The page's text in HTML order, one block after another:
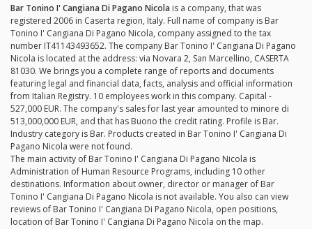
Bar Tonino I' Cangiana Di Pagano Nicola is a company, that was
registered 2006 in Caserta region, Italy. Full name of company is Bar
Tonino I' Cangiana Di Pagano Nicola, company assigned to the tax
number IT41143493652. The company Bar Tonino I' Cangiana Di Pagano
Nicola is located at the address: via Novara 2, San Marcellino, CASERTA
81030. We brings you a complete range of reports and documents
featuring legal and financial data, facts, analysis and official information
from Italian Registry. 10 employees work in this company. Capital -
527,000 EUR. The company's sales for last year amounted to minore di
513,000,000 EUR, and that has Buono the credit rating. Profile is Bar.
Industry category is Bar. Products created in Bar Tonino I' Cangiana Di
Pagano Nicola were not found.
The main activity of Bar Tonino I' Cangiana Di Pagano Nicola is
Administration of Human Resource Programs, including 10 other
destinations. Information about owner, director or manager of Bar
Tonino I' Cangiana Di Pagano Nicola is not available. You also can view
reviews of Bar Tonino I' Cangiana Di Pagano Nicola, open positions,
location of Bar Tonino I' Cangiana Di Pagano Nicola on the map.